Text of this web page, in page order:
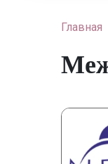
Главная